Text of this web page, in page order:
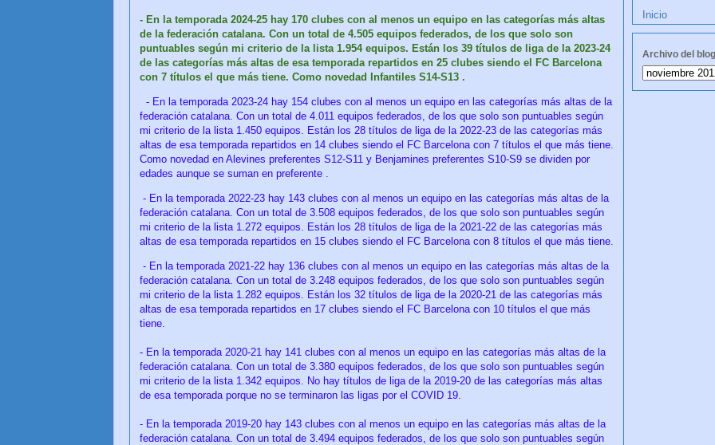
- En la temporada 2024-25 hay 170 clubes con al menos un equipo en las categorías más altas
de la federación catalana. Con un total de 4.505 equipos federados, de los que solo son
puntuables según mi criterio de la lista 1.954 equipos. Están los 39 títulos de liga de la 2023-24
de las categorías más altas de esa temporada repartidos en 25 clubes siendo el FC Barcelona
con 7 títulos el que más tiene. Como novedad Infantiles S14-S13 .
- En la temporada 2023-24 hay 154 clubes con al menos un equipo en las categorías más altas de la
federación catalana. Con un total de 4.011 equipos federados, de los que solo son puntuables según
mi criterio de la lista 1.450 equipos.
Están los 28 títulos de liga de la 2022-23 de las categorías más
altas de esa temporada repartidos en 14 clubes siendo el FC Barcelona con 7 títulos el que más tiene.
Como novedad en Alevines preferentes S12-S11 y Benjamines preferentes S10-S9 se dividen por
edades aunque se suman en preferente .
- En la temporada 2022-23 hay 143 clubes con al menos un equipo en las categorías más altas de la
federación catalana. Con un total de 3.508 equipos federados, de los que solo son puntuables según
mi criterio de la lista 1.272 equipos.
Están los 28 títulos de liga de la 2021-22 de las categorías más
altas de esa temporada repartidos en 15 clubes siendo el FC Barcelona con 8 títulos el que más tiene.
- En la temporada 2021-22 hay 136 clubes con al menos un equipo en las categorías más altas de la
federación catalana. Con un total de 3.248 equipos federados, de los que solo son puntuables según
mi criterio de la lista 1.282 equipos.
Están los 32 títulos de liga de la 2020-21 de las categorías más
altas de esa temporada repartidos en 17 clubes siendo el FC Barcelona con 10 títulos el que más
tiene.
- En la temporada 2020-21 hay 141 clubes con al menos un equipo en las categorías más altas de la
federación catalana. Con un total de 3.380 equipos federados, de los que solo son puntuables según
mi criterio de la lista 1.342 equipos. No hay títulos de liga de la 2019-20 de las categorías más altas
de esa temporada porque no se terminaron las ligas por el COVID 19.
- En la temporada 2019-20 hay 143 clubes con al menos un equipo en las categorías más altas de la
federación catalana. Con un total de 3.494 equipos federados, de los que solo son puntuables según
Inicio
Archivo del blog